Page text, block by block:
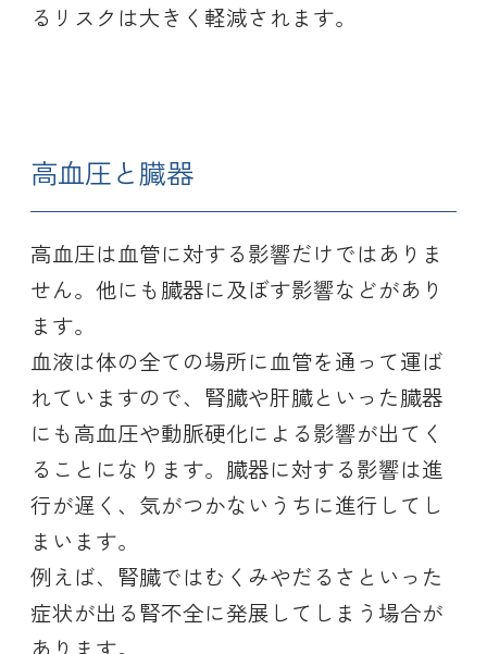
るリスクは大きく軽減されます。
高血圧と臓器
高血圧は血管に対する影響だけではありま
せん。他にも臓器に及ぼす影響などがあり
ます。
血液は体の全ての場所に血管を通って運ば
れていますので、腎臓や肝臓といった臓器
にも高血圧や動脈硬化による影響が出てく
ることになります。臓器に対する影響は進
行が遅く、気がつかないうちに進行してし
まいます。
例えば、腎臓ではむくみやだるさといった
症状が出る腎不全に発展してしまう場合が